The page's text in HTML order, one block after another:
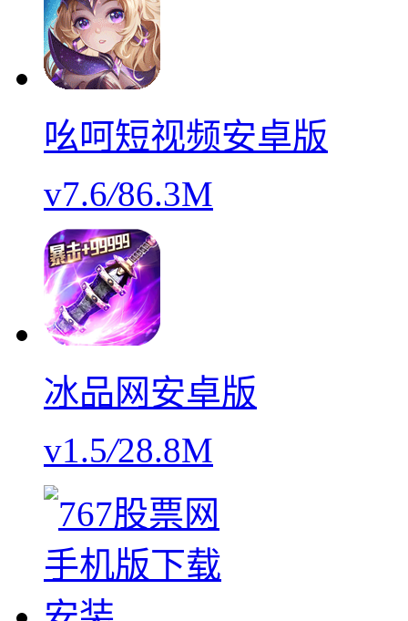
吆呵短视频安卓版
v7.6/86.3M
冰品网安卓版
v1.5/28.8M